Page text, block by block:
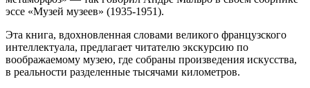
эссе «Музей музеев» (1935-1951).
Эта книга, вдохновленная словами великого французского
интеллектуала, предлагает читателю экскурсию по
воображаемому музею, где собраны произведения искусства,
в реальности разделенные тысячами километров.